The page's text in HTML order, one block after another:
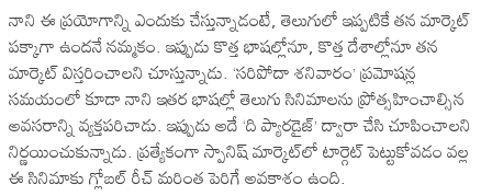
నాని ఈ ప్రయోగాన్ని ఎందుకు చేస్తున్నాడంటే, తెలుగులో ఇప్పటికే తన మార్కెట్‌
పక్కాగా ఉందనే నమ్మకం. ఇప్పుడు కొత్త భాషల్లోనూ, కొత్త దేశాల్లోనూ తన
మార్కెట్ విస్తరించాలని చూస్తున్నాడు. ‘సరిపోదా శనివారం’ ప్రమోషన్ల
సమయంలో కూడా నాని ఇతర భాషల్లో తెలుగు సినిమాలను ప్రోత్సహించాల్సిన
అవసరాన్ని వ్యక్తపరిచాడు. ఇప్పుడు అదే ‘ది ప్యారడైజ్‌’ ద్వారా చేసి చూపించాలని
నిర్ణయించుకున్నాడు. ప్రత్యేకంగా స్పానిష్‌ మార్కెట్‌లో టార్గెట్‌ పెట్టుకోవడం వల్ల
ఈ సినిమాకు గ్లోబల్‌ రీచ్‌ మరింత పెరిగే అవకాశం ఉంది.